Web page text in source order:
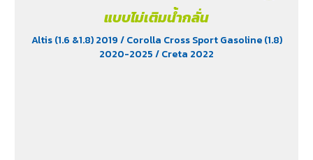
แบบไม่เติมน้ำกลั่น
Altis (1.6 &1.8) 2019/ Corolla Cross Sport Gasoline (1.8)
2020-2025/ Creta 2022